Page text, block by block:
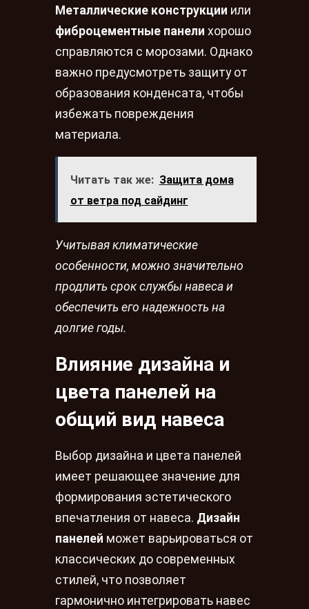
Металлические конструкции или
фиброцементные панели хорошо
справляются с морозами. Однако
важно предусмотреть защиту от
образования конденсата, чтобы
избежать повреждения
материала.
Читать так же: Защита дома
от ветра под сайдинг
Учитывая климатические
особенности, можно значительно
продлить срок службы навеса и
обеспечить его надежность на
долгие годы.
Влияние дизайна и
цвета панелей на
общий вид навеса
Выбор дизайна и цвета панелей
имеет решающее значение для
формирования эстетического
впечатления от навеса. Дизайн
панелей может варьироваться от
классических до современных
стилей, что позволяет
гармонично интегрировать навес